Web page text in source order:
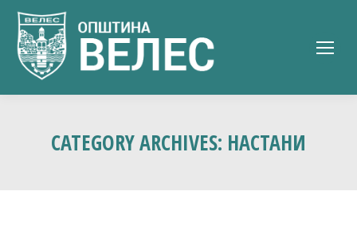
CATEGORY ARCHIVES: НАСТАНИ